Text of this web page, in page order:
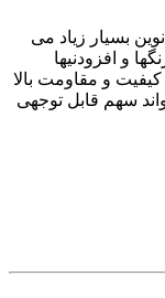
بسیار زیاد می
و افزودنیها
و مقاومت بالا
سهم قابل توجهی